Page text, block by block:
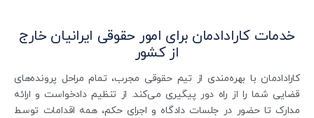
خدمات کارادادمان برای امور حقوقی ایرانیان خارج
از کشور
کارادادمان با بهره‌مندی از تیم حقوقی مجرب، تمام مراحل پرونده‌های
قضایی شما را از راه دور پیگیری می‌کند. از تنظیم دادخواست و ارائه
مدارک تا حضور در جلسات دادگاه و اجرای حکم، همه اقدامات توسط